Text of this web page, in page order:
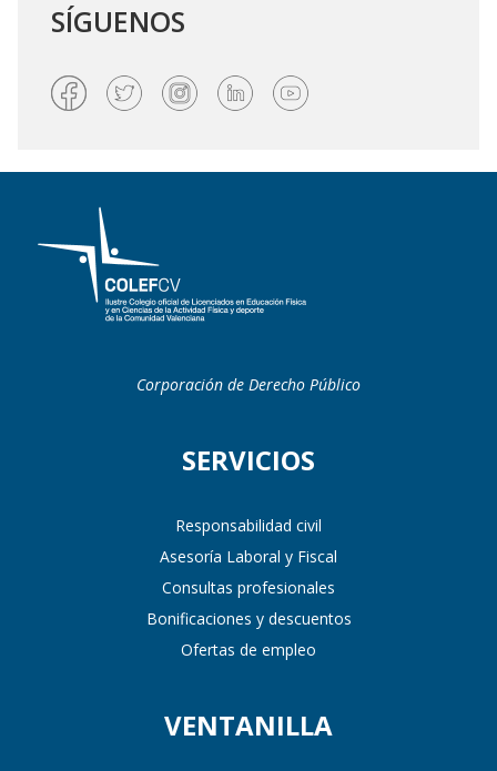
SÍGUENOS
Corporación de Derecho Público
SERVICIOS
Responsabilidad civil
Asesoría Laboral y Fiscal
Consultas profesionales
Bonificaciones y descuentos
Ofertas de empleo
VENTANILLA